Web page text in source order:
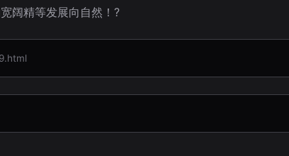
阔精等发展向自然！?